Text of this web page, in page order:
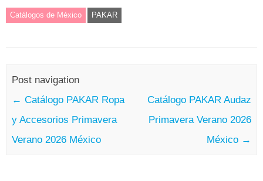
Catálogos de México PAKAR
Post navigation
← Catálogo PAKAR Ropa
y Accesorios Primavera
Verano 2026 México
Catálogo PAKAR Audaz
Primavera Verano 2026
México →